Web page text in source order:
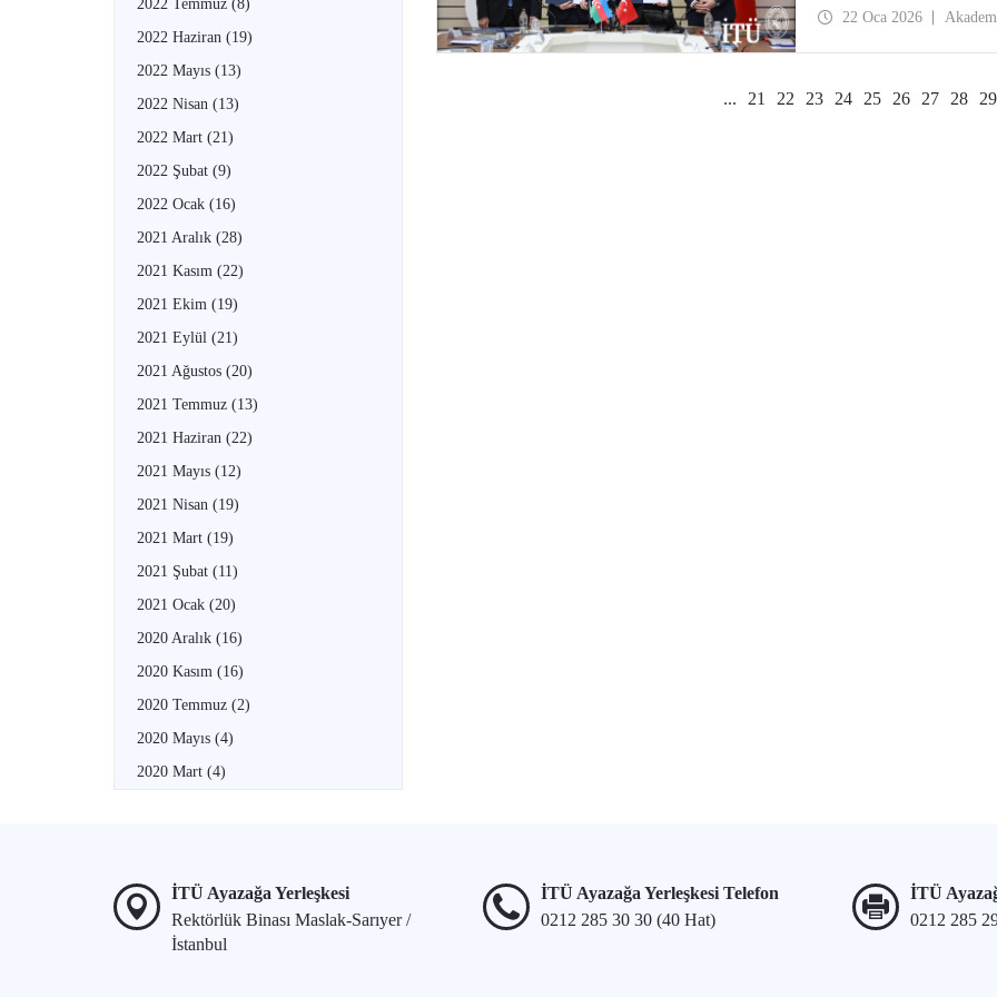
2022 Temmuz (8)
2022 Haziran (19)
2022 Mayıs (13)
2022 Nisan (13)
2022 Mart (21)
2022 Şubat (9)
2022 Ocak (16)
2021 Aralık (28)
2021 Kasım (22)
2021 Ekim (19)
2021 Eylül (21)
2021 Ağustos (20)
2021 Temmuz (13)
2021 Haziran (22)
2021 Mayıs (12)
2021 Nisan (19)
2021 Mart (19)
2021 Şubat (11)
2021 Ocak (20)
2020 Aralık (16)
2020 Kasım (16)
2020 Temmuz (2)
2020 Mayıs (4)
2020 Mart (4)
verilmesine kadar
22 Oca 2026
... 21 22 23 24 25 26 27 28 29
İTÜ Ayazağa Yerleşkesi
Rektörlük Binası Maslak-Sarıyer /
İstanbul
İTÜ Ayazağa Yerleşkesi Telefon
0212 285 30 30 (40 Hat)
İTÜ
0212 285